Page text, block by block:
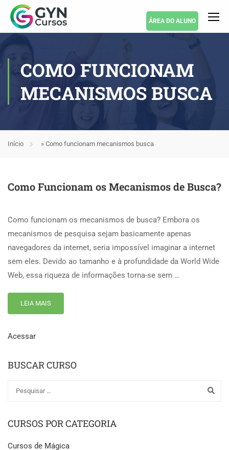
ÁREA DO ALUNO
COMO FUNCIONAM
MECANISMOS BUSCA
Início » Como funcionam mecanismos busca
Como Funcionam os Mecanismos de Busca?
Como funcionam os mecanismos de busca? Embora os
mecanismos de pesquisa sejam basicamente apenas
navegadores da internet, seria impossível imaginar a internet
sem eles. Devido ao tamanho e à profundidade da World Wide
Web, essa riqueza de informações torna-se sem …
LEIA MAIS
Acessar
BUSCAR CURSO
CURSOS POR CATEGORIA
Cursos de Mágica